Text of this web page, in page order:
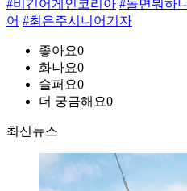
#비긴어게인코리아 #놀면뭐하니
어 #최은주시니어기자
좋아요0
화나요0
슬퍼요0
더 궁금해요0
최신뉴스